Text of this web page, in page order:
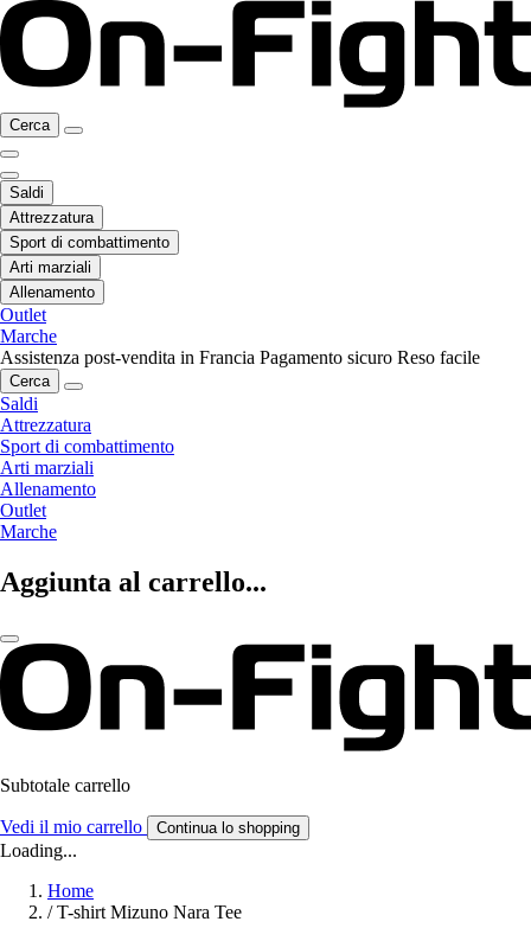
Cerca
Saldi
Attrezzatura
Sport di combattimento
Arti marziali
Allenamento
Outlet
Marche
Assistenza post-vendita in Francia Pagamento sicuro Reso facile
Cerca
Saldi
Attrezzatura
Sport di combattimento
Arti marziali
Allenamento
Outlet
Marche
Aggiunta al carrello...
Subtotale carrello
Vedi il mio carrello Continua lo shopping
Loading...
Home
/ T-shirt Mizuno Nara Tee